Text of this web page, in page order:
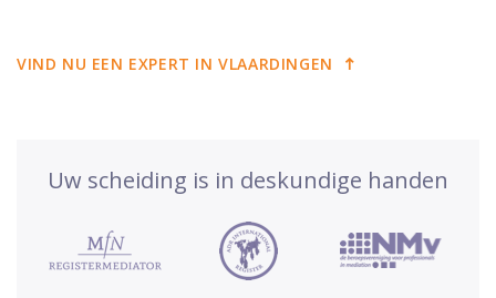
VIND NU EEN EXPERT IN VLAARDINGEN
Uw scheiding is in deskundige handen